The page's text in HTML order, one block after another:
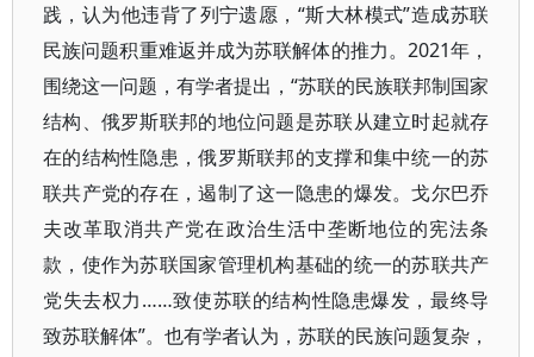
践，认为他违背了列宁遗愿，“斯大林模式”造成苏联
民族问题积重难返并成为苏联解体的推力。2021年，
围绕这一问题，有学者提出，“苏联的民族联邦制国家
结构、俄罗斯联邦的地位问题是苏联从建立时起就存
在的结构性隐患，俄罗斯联邦的支撑和集中统一的苏
联共产党的存在，遏制了这一隐患的爆发。戈尔巴乔
夫改革取消共产党在政治生活中垄断地位的宪法条
款，使作为苏联国家管理机构基础的统一的苏联共产
党失去权力……致使苏联的结构性隐患爆发，最终导
致苏联解体”。也有学者认为，苏联的民族问题复杂，